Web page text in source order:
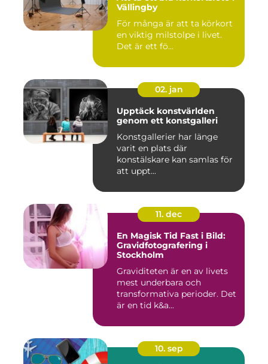
Vällingby
För många är att ta körkort
en viktig milstolpe i livet.
Det är ett fö...
02. jan
Upptäck konstvärlden
genom ett konstgalleri
Konstgallerier har länge
varit en plats där
konstälskare kan samlas för
att uppt...
11. dec
En Magisk Tid Fast i Bild:
Gravidfotografering i
Stockholm
Graviditeten är en av livets
mest underbara och
transformativa perioder. Det
är en tid k&a...
10. sep